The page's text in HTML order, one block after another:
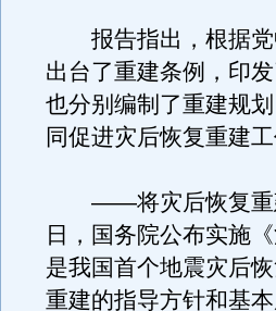
报告指出，根据党
出台了重建条例，印
也分别编制了重建规
同促进灾后恢复重建工
——将灾后恢复重建
日，国务院公布实施
是我国首个地震灾后
重建的指导方针和基